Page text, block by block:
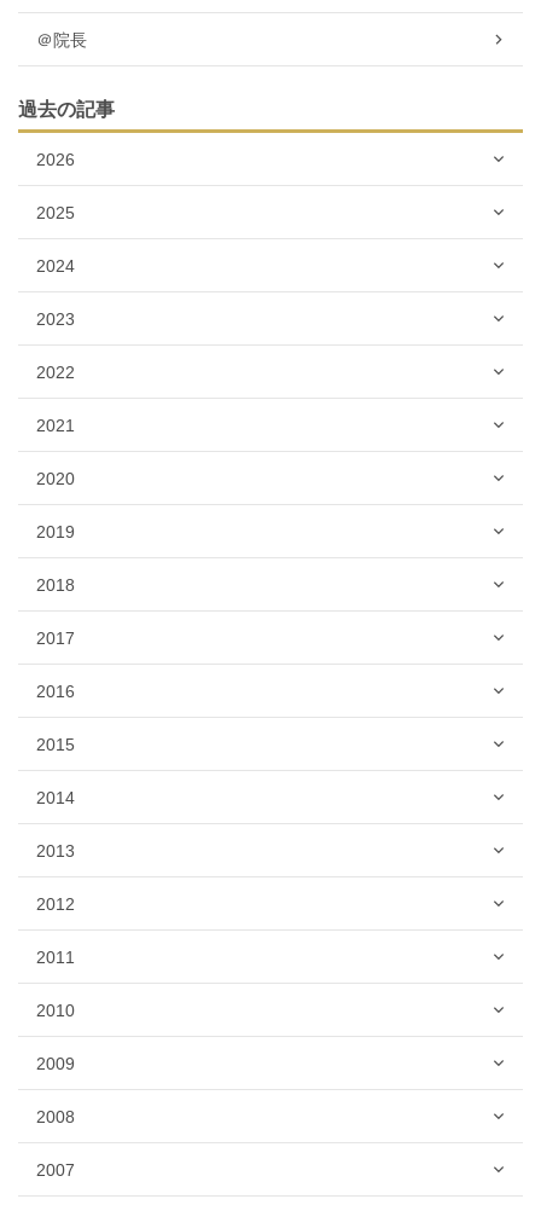
＠院長
過去の記事
2026
2025
2024
2023
2022
2021
2020
2019
2018
2017
2016
2015
2014
2013
2012
2011
2010
2009
2008
2007